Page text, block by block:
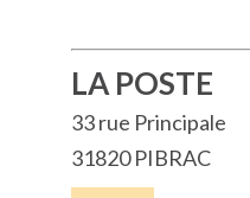
LA POSTE
33 rue Principale
31820 PIBRAC